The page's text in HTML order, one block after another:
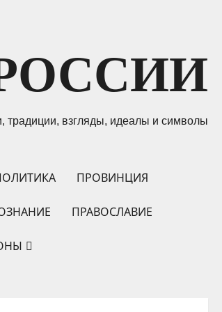
традиции, взгляды, идеалы и символы
ПРОВИНЦИЯ
ПРАВОСЛАВИЕ